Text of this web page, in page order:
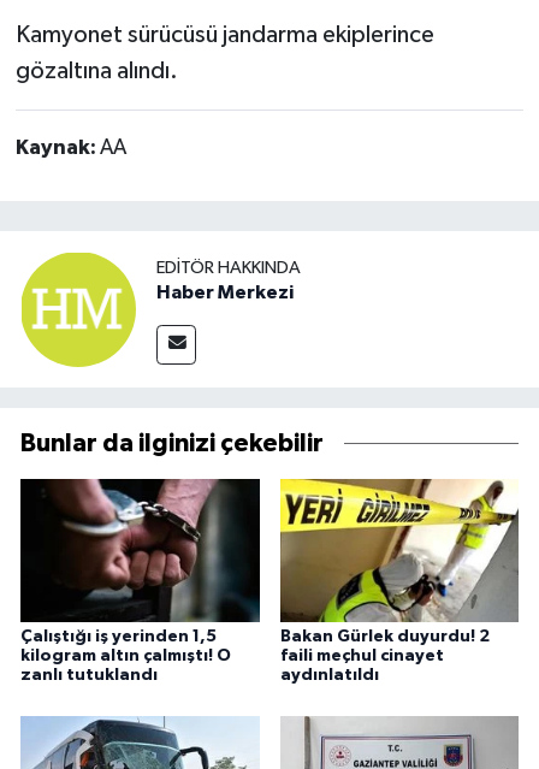
Kamyonet sürücüsü jandarma ekiplerince
gözaltına alındı.
Kaynak: AA
EDITÖR HAKKINDA
Haber Merkezi
Bunlar da ilginizi çekebilir
Çalıştığı iş yerinden 1,5
kilogram altın çalmıştı! O
zanlı tutuklandı
Bakan Gürlek duyurdu! 2
faili meçhul cinayet
aydınlatıldı